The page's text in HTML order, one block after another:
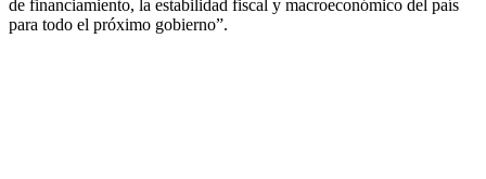
de financiamiento, la estabilidad fiscal y macroeconómico del país
para todo el próximo gobierno”.